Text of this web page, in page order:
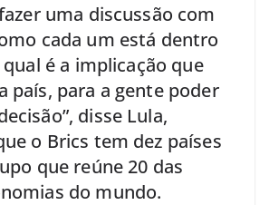
uma discussão com
cada um está dentro
é a implicação que
país, para a gente poder
disse Lula,
o Brics tem dez países
que reúne 20 das
do mundo.